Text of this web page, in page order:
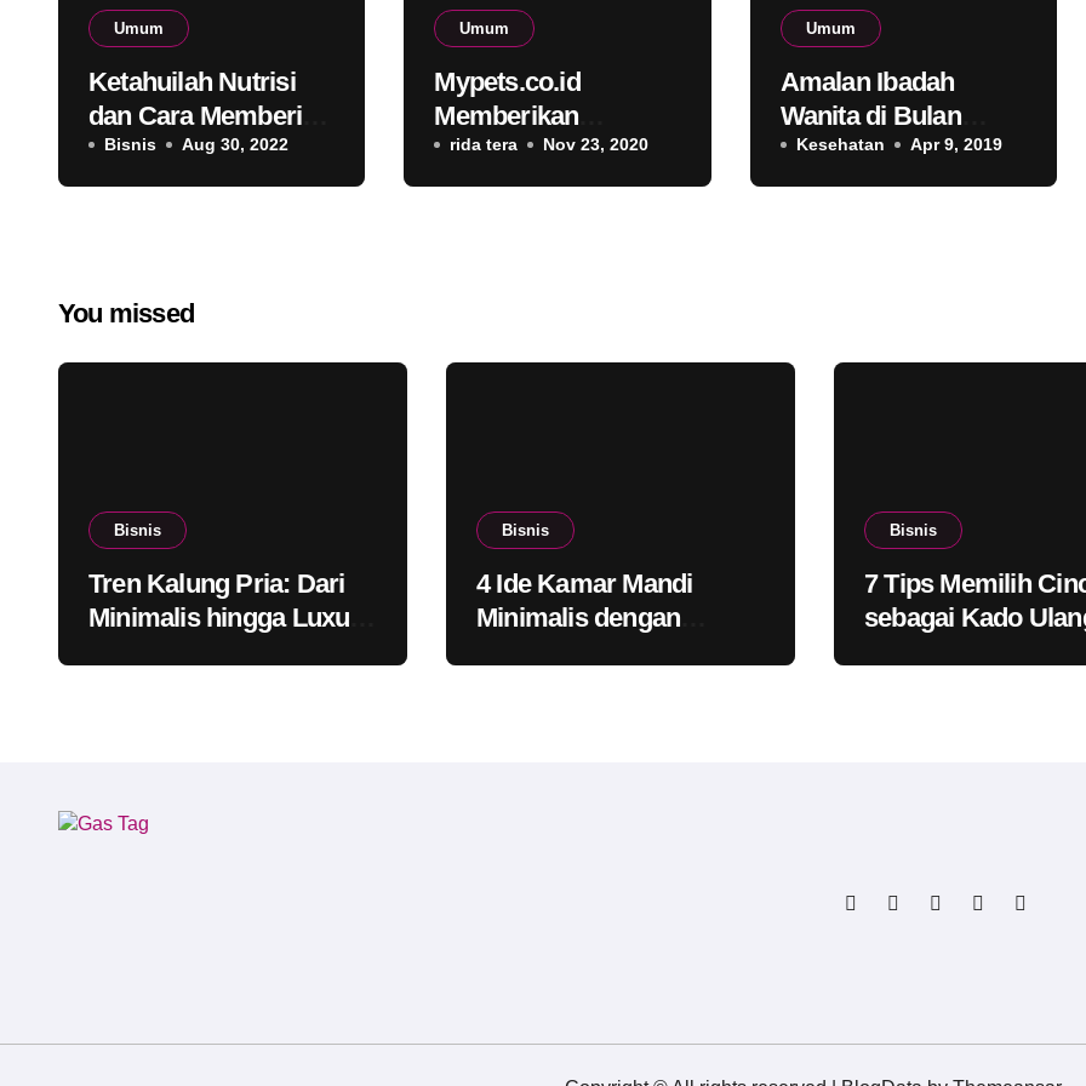
Umum
Ketahuilah Nutrisi
dan Cara Memberi
Makan Anak Kucing
yang Tepat
Bisnis Aug 30, 2022
Umum
Mypets.co.id
Memberikan
Layanan Grooming
Terbaik di Medan
rida tera Nov 23, 2020
Umum
Amalan Ibadah
Wanita di Bulan
Ramadhan
Kesehatan Apr 9, 2019
You missed
Bisnis
Tren Kalung Pria: Dari
Minimalis hingga Luxury
Bisnis
4 Ide Kamar Mandi
Minimalis dengan
Bisnis
7 Tips Memilih
sebagai Kado